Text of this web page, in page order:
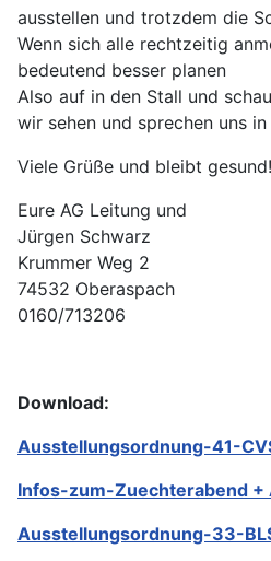
ausstellen und trotzdem die
Wenn sich alle rechtzeitig
bedeutend besser planen
Also auf in den Stall und
wir sehen und sprechen uns
Viele Grüße und bleibt gesund!
Eure AG Leitung und
Jürgen Schwarz
Krummer Weg 2
74532 Oberaspach
0160/713206
Download:
Ausstellungsordnung-41-
Infos-zum-Zuechterabend
Ausstellungsordnung-33-